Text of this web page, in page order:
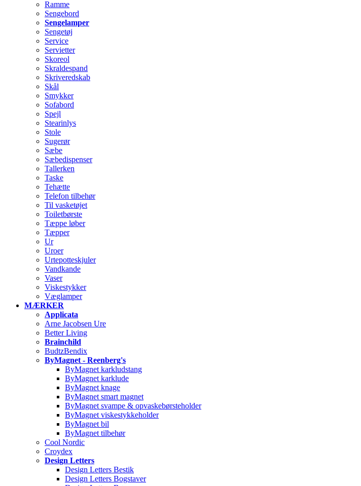
Ramme
Sengebord
Sengelamper
Sengetøj
Service
Servietter
Skoreol
Skraldespand
Skriveredskab
Skål
Smykker
Sofabord
Spejl
Stearinlys
Stole
Sugerør
Sæbe
Sæbedispenser
Tallerken
Taske
Tehætte
Telefon tilbehør
Til vasketøjet
Toiletbørste
Tæppe løber
Tæpper
Ur
Uroer
Urtepotteskjuler
Vandkande
Vaser
Viskestykker
Væglamper
MÆRKER
Applicata
Arne Jacobsen Ure
Better Living
Brainchild
BudtzBendix
ByMagnet - Reenberg's
ByMagnet karkludstang
ByMagnet karklude
ByMagnet knage
ByMagnet smart magnet
ByMagnet svampe & opvaskebørsteholder
ByMagnet viskestykkeholder
ByMagnet bil
ByMagnet tilbehør
Cool Nordic
Croydex
Design Letters
Design Letters Bestik
Design Letters Bogstaver